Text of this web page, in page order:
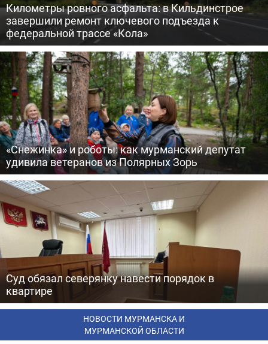
Километры ровного асфальта: в Кильдинстрое
завершили ремонт ключевого подъезда к
федеральной трассе «Кола»
«Снежинка» и роботы: как мурманский депутат
удивила ветеранов из Полярных Зорь
Суд обязал северянку навести порядок в
квартире
НОВОСТИ МУРМАНСКА И
МУРМАНСКОЙ ОБЛАСТИ